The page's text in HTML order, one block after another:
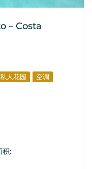
– Costa
私人花园
空调
积: